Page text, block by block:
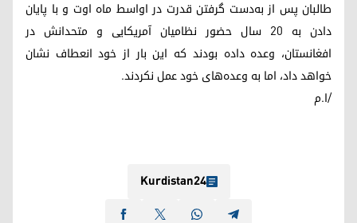
طالبان پس از به‌دست گرفتن قدرت در اواسط ماه اوت و با پایان
دادن به ۲۰ سال حضور نظامیان آمریکایی و متحدانش در
افغانستان، وعده داده بودند که این بار از خود انعطاف نشان
خواهد داد، اما به وعده‌های خود عمل نکردند.
/ا.م
Kurdistan24